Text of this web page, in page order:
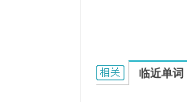
advanced临近单词